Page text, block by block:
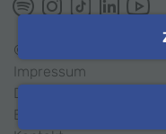
©
Impressum
Datenschutz
Barrierefreiheit